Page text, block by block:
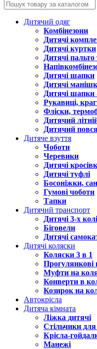
Дитячий одяг
Комбінезони
Дитячі
Дитячі куртки
Дитячі
Дитячі шапки
Дитячі
Дитячі
Рукавиці,
Фліски,
Дитячий
Дитячий
Дитяче взуття
Чоботи
Черевики
Дитячі
Дитячі туфлі
Босоніжки,
Гумові чоботи
Тапки
Дитячий транспорт
Дитячі 3-х
Біговели
Дитячі
Дитячі коляски
Коляски 3 в 1
Прогулянкові
Муфти на
Конверти в
Козирок на
Автокрісла
Дитяча кімната
Ліжка дитячі
Стільчики
Крісла-
Манежі